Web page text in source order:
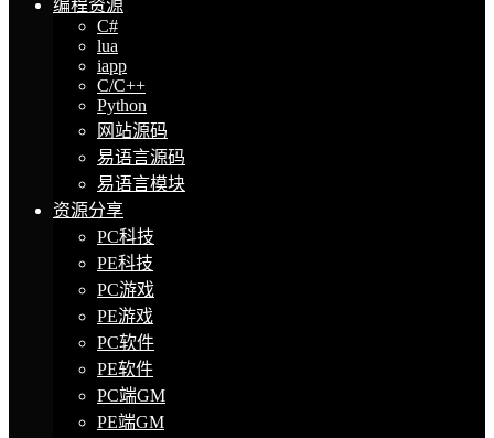
编程资源
C#
lua
iapp
C/C++
Python
网站源码
易语言源码
易语言模块
资源分享
PC科技
PE科技
PC游戏
PE游戏
PC软件
PE软件
PC端GM
PE端GM